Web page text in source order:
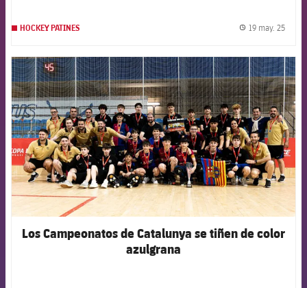
HOCKEY PATINES 19 may. 25
FCB Barcelona badge
Los Campeonatos de Catalunya se tiñen de color
azulgrana